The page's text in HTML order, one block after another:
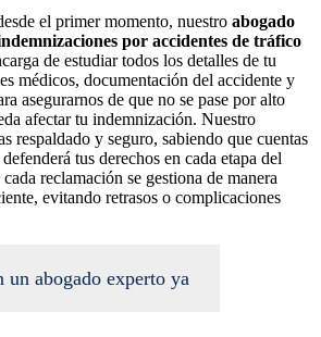
el primer momento, nuestro abogado
por accidentes de tráfico
de estudiar todos los detalles de tu
médicos, documentación del accidente y
asegurarnos de que no se pase por alto
afectar tu indemnización. Nuestro
respaldado y seguro, sabiendo que cuentas
tus derechos en cada etapa del
reclamación se gestiona de manera
evitando retrasos o complicaciones
un abogado experto ya